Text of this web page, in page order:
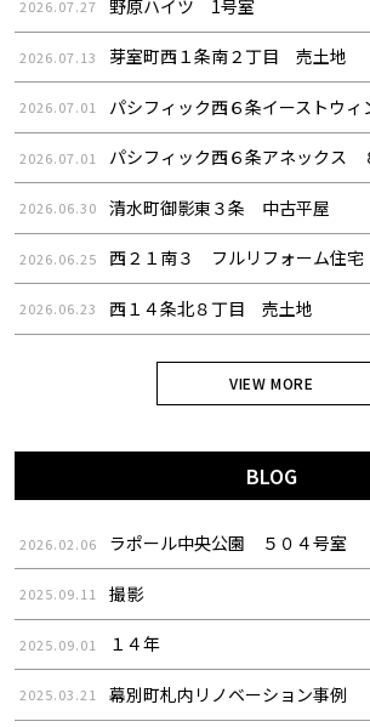
2026.07.27 野原ハイツ 1号室
2026.07.13 芽室町西１条南２丁目 売土地
2026.07.01 パシフィック西６条イーストウ
2026.07.01 パシフィック西６条アネックス
2026.06.30 清水町御影東３条 中古平屋
2026.06.25 西２１南３ フルリフォーム住宅
2026.06.23 西１４条北８丁目 売土地
VIEW MORE
BLOG
2026.02.06 ラポール中央公園 ５０４号室
2025.09.11 撮影
2025.09.01 １４年
2025.03.21 幕別町札内リノベーション事例